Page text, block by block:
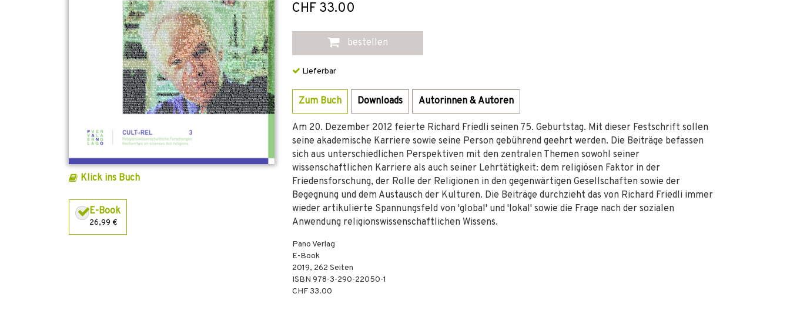
Klick ins Buch
E-Book
26,99 €
CHF 33.00
bestellen
Lieferbar
Zum Buch Downloads Autorinnen & Autoren
Am 20. Dezember 2012 feierte Richard Friedli seinen 75. Geburtstag. Mit dieser Festschrift sollen
seine akademische Karriere sowie seine Person gebührend geehrt werden. Die Beiträge befassen
sich aus unterschiedlichen Perspektiven mit den zentralen Themen sowohl seiner
wissenschaftlichen Karriere als auch seiner Lehrtätigkeit: dem religiösen Faktor in der
Friedensforschung, der Rolle der Religionen in den gegenwärtigen Gesellschaften sowie der
Begegnung und dem Austausch der Kulturen. Die Beiträge durchzieht das von Richard Friedli immer
wieder artikulierte Spannungsfeld von 'global' und 'lokal' sowie die Frage nach der sozialen
Anwendung religionswissenschaftlichen Wissens.
Pano Verlag
E-Book
2019, 262 Seiten
ISBN 978-3-290-22050-1
CHF 33.00